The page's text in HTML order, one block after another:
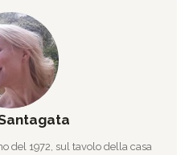
del 1972, sul tavolo della casa